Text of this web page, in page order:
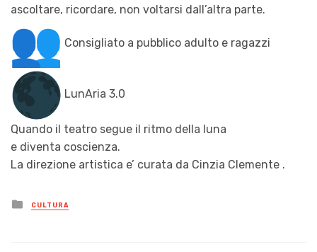
ascoltare, ricordare, non voltarsi dall’altra parte.
Consigliato a pubblico adulto e ragazzi
LunAria 3.0
Quando il teatro segue il ritmo della luna
e diventa coscienza.
La direzione artistica e’ curata da Cinzia Clemente .
Posted
in
CULTURA